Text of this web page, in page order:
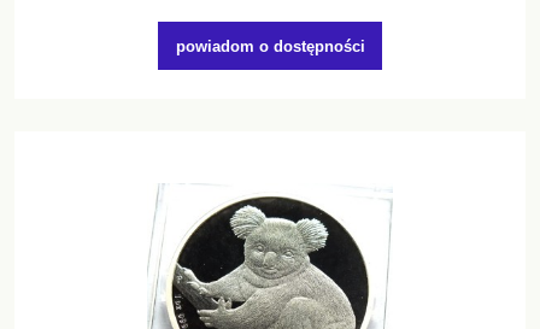
powiadom o dostępności